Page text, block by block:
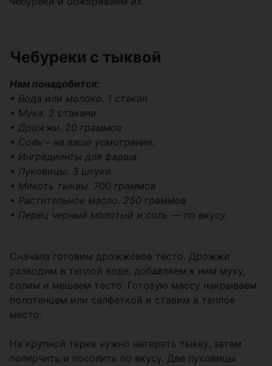
Чебуреки с тыквой
Нам понадобится:
• Вода или молоко. 1 стакан
• Мука. 2 стакана
• Дрожжи. 20 граммов
• Соль – на ваше усмотрение.
• Ингредиенты для фарша:
• Луковицы. 3 штуки.
• Мякоть тыквы. 700 граммов
• Растительное масло. 250 граммов
• Перец черный молотый и соль — по вкусу.
Сначала готовим дрожжевое тесто. Дрожжи
разводим в теплой воде, добавляем к ним муку,
солим и мешаем тесто. Готовую массу накрываем
полотенцем или салфеткой и ставим в теплое
место.
На крупной терке нужно натереть тыкву, затем
поперчить и посолить по вкусу. Две луковицы